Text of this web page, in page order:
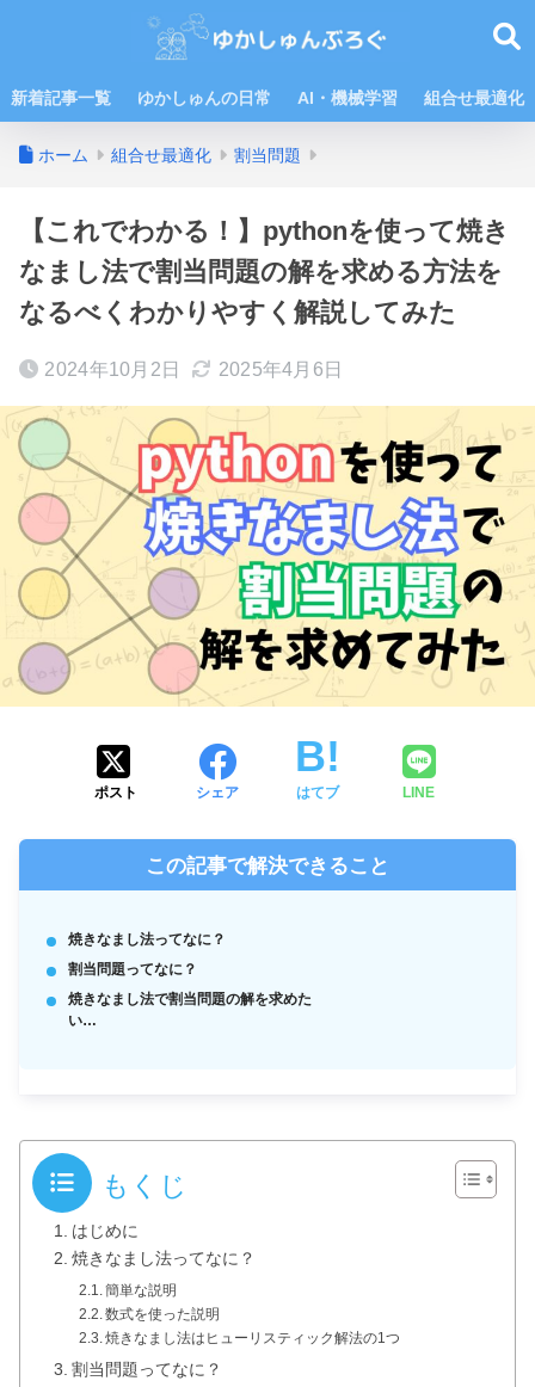
新着記事一覧 ゆかしゅんの日常 AI・機械学習 組合せ最適化
ホーム 組合せ最適化 割当問題
【これでわかる！】pythonを使って焼き
なまし法で割当問題の解を求める方法を
なるべくわかりやすく解説してみた
2024年10月2日 2025年4月6日
ポスト シェア はてブ LINE
この記事で解決できること
焼きなまし法ってなに？
割当問題ってなに？
焼きなまし法で割当問題の解を求めた
い…
もくじ
はじめに
焼きなまし法ってなに？
簡単な説明
数式を使った説明
焼きなまし法はヒューリスティック解法の1つ
割当問題ってなに？